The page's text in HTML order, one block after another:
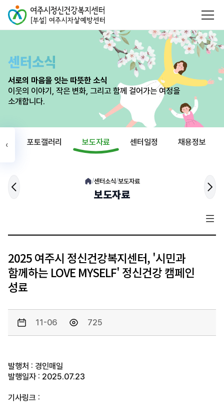
센터소식
서로의 마음을 잇는 따뜻한 소식
이웃의 이야기, 작은 변화, 그리고 함께 걸어가는 여정을
소개합니다.
‹ 포토갤러리 보도자료 센터일정 채용정보
/센터소식/보도자료
보도자료
2025 여주시 정신건강복지센터, '시민과
함께하는 LOVE MYSELF' 정신건강 캠페인
성료
11-06 725
발행처 : 경인매일
발행일자 : 2025.07.23
기사링크 :